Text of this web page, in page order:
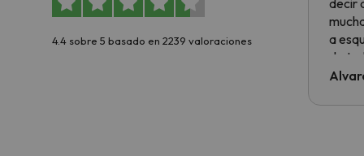
4.4 sobre 5 basado en 2239 valoraciones
decir
a
de
al
culpa